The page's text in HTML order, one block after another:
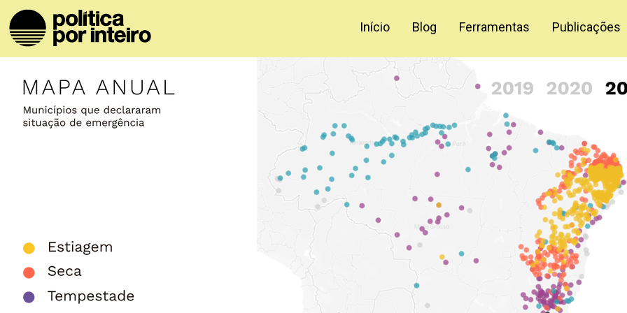
Início Blog Ferramentas Publicações